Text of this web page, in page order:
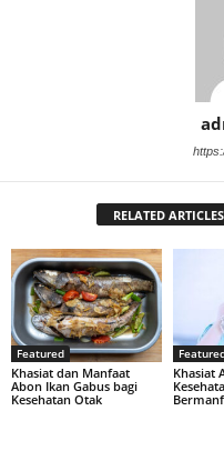
RELATED ARTICLES
Featured
Khasiat dan Manfaat
Abon Ikan Gabus bagi
Kesehatan Otak
Khasiat